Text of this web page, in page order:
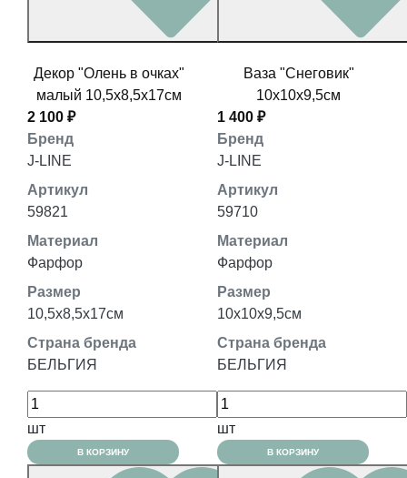
Декор "Олень в очках"
малый 10,5x8,5x17см
2 100 ₽
Бренд
J-LINE
Артикул
59821
Материал
Фарфор
Размер
10,5x8,5x17см
Страна бренда
БЕЛЬГИЯ
шт
В КОРЗИНУ
Ваза "Снеговик"
10x10x9,5см
1 400 ₽
Бренд
J-LINE
Артикул
59710
Материал
Фарфор
Размер
10x10x9,5см
Страна бренда
БЕЛЬГИЯ
шт
В КОРЗИНУ